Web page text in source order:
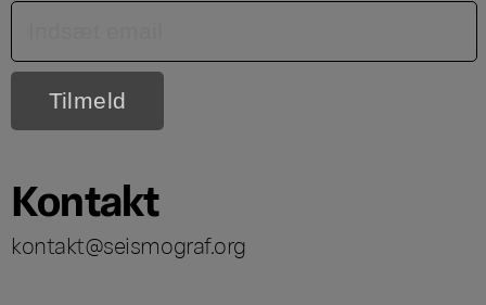
Kontakt
kontakt@seismograf.org